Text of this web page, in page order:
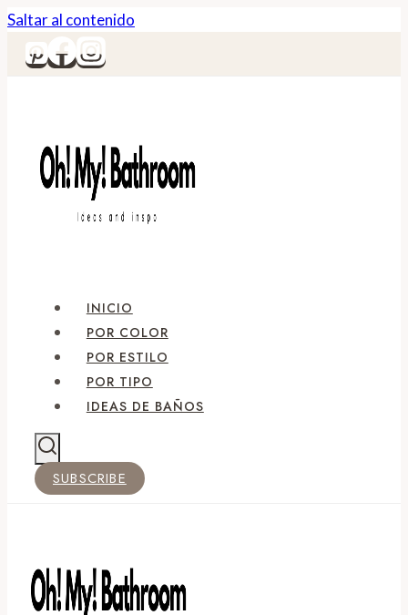
Saltar al contenido
INICIO
POR COLOR
POR ESTILO
POR TIPO
IDEAS DE BAÑOS
SUBSCRIBE